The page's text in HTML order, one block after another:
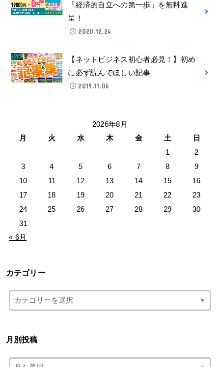
「経済的自立への第一歩」を無料進
呈！
2020.12.24
【ネットビジネス初心者必見！】初め
に必ず読んでほしい記事
2019.11.06
2026年8月
月
火 水 木 金 土
日
1
2
3
4 5 6 7 8
9
10
11 12 13 14 15
16
17
18 19 20 21 22
23
24
25 26 27 28 29
30
31
« 6月
カテゴリー
月別投稿